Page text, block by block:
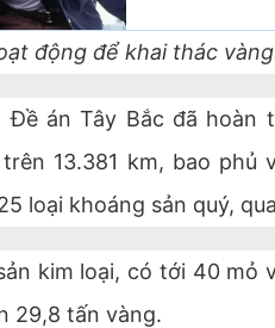
động để khai thác
Đề án Tây Bắc đã hoàn
13.381 km, bao phủ
loại khoáng sản quý,
kim loại, có tới 40 mỏ
29,8 tấn vàng.